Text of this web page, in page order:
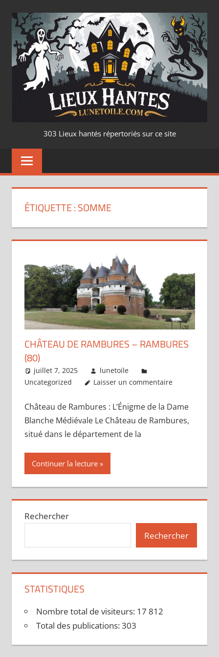
contenu
LIEUX
–
303 Lieux hantés répertoriés sur ce site
ÉTIQUETTE :SOMME
CHÂTEAU DE RAMBURES – RAMBURES
(80)
juillet 7, 2025
lunetoile
Uncategorized
Laisser un commentaire
Château de Rambures : L’Énigme de la Dame
Blanche Médiévale Le Château de Rambures,
situé dans le département de la
Continuer la lecture
Rechercher
Rechercher
STATISTIQUES
Nombre total de visiteurs: 17 812
Total des publications:303